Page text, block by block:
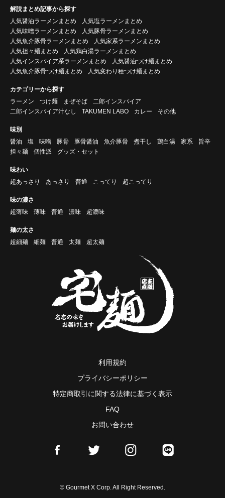
解説まとめ記事から探す
人気醤油ラーメンまとめ
人気塩ラーメンまとめ
人気味噌ラーメンまとめ
人気豚骨ラーメンまとめ
人気魚介豚骨ラーメンまとめ
人気家系ラーメンまとめ
人気担々麺まとめ
人気鶏白湯ラーメンまとめ
人気インスパイア系ラーメンまとめ
人気醤油つけ麺まとめ
人気魚介豚骨つけ麺まとめ
人気変わり種つけ麺まとめ
カテゴリーから探す
ラーメン
つけ麺 まぜそば
二郎インスパイア
二郎インスパイア汁なし
TAKUMEN LABO カレー その他
味別
醤油
塩 味噌 豚骨 豚骨醤油 魚介豚骨 煮干し 鶏白湯 家系
旨辛
担々麺
個性派 グッズ・セット
味わい
超あっさり
あっさり 普通 こってり 超こってり
味の濃さ
超薄味
薄味 普通 濃味 超濃味
麺の太さ
超細麺
細麺 普通 太麺 超太麺
利用規約
プライバシーポリシー
特定商取引に関する法律に基づく表示
FAQ
お問い合わせ
© Gourmet X Corp. All Right Reserved.